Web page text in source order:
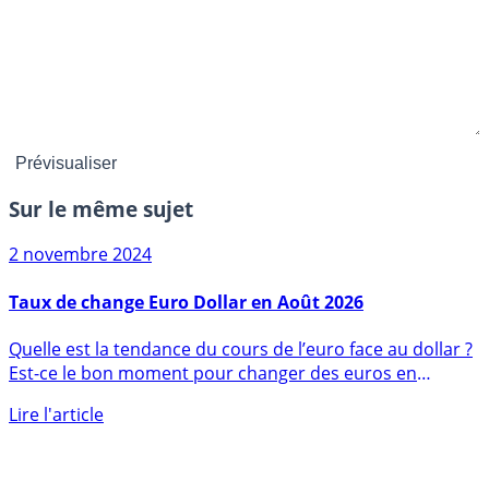
Sur le même sujet
Quelle est la tendance du cours de l’euro face au dollar ?
Est-ce le bon moment pour changer des euros en
dollars (...)